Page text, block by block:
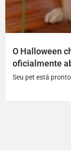
O Halloween
oficialmente
Seu pet está